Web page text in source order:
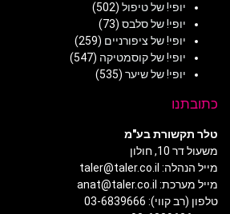
יופי! של טיפול (502)
יופי! של סלבס (73)
יופי! של ציפורניים (259)
יופי! של קוסמטיקה (547)
יופי! של שיער (535)
כתובתנו
טלר תקשורת בע"מ
משעול דר 10, חולון
מייל הנהלה: taler@taler.co.il
מייל מערכת: anat@taler.co.il
טלפון (רב קווי): 03-6839666